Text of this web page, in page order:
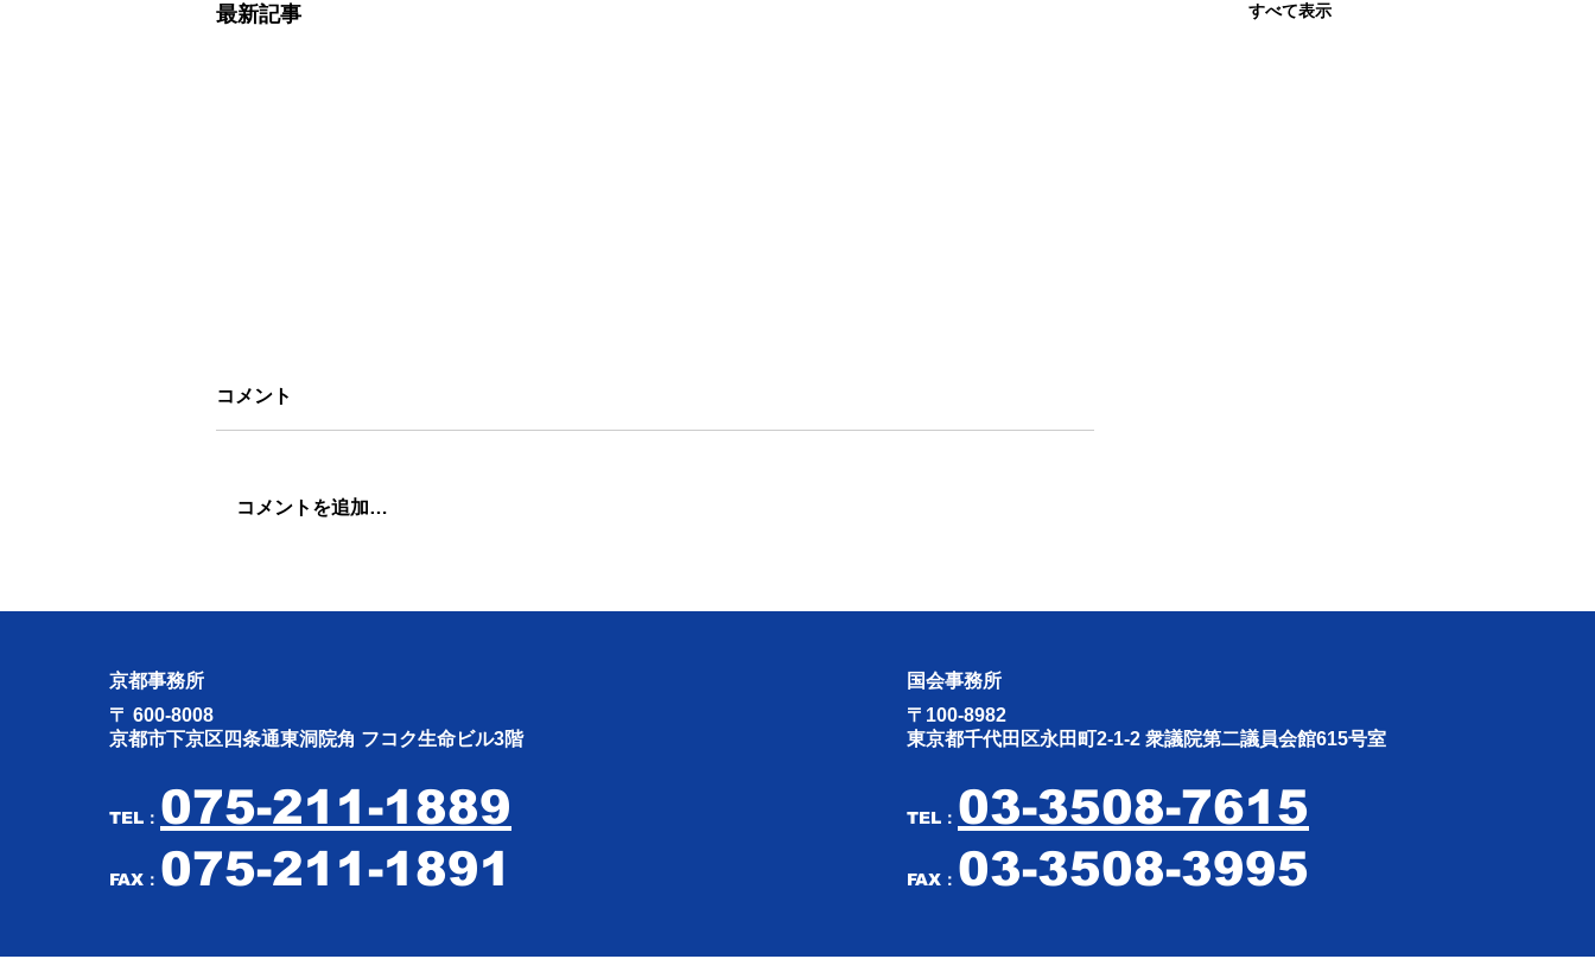
最新記事 すべて表示
（R8.4.29〜R8.5.5）振り返り
ついて、文部科学省の見解が
26.4.26）
コメント
コメントを追加…
京都事務所
〒 600-8008
京都市下京区四条通東洞院角 フコク生命ビル3階
TEL： 075-211-1889
FAX： 075-211-1891
国会事務所
〒100-8982
東京都千代田区永田町2-1-2 衆議院第二議員会館615号室
TEL： 03-3508-7615
FAX： 03-3508-3995